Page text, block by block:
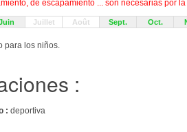
de escapamiento ... son necesarias por
Juillet Août Sept. Oct.
para los niños.
:
: deportiva